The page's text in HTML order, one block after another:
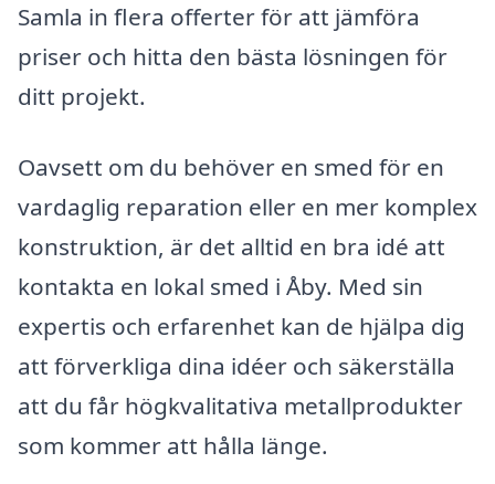
Samla in flera offerter för att jämföra
priser och hitta den bästa lösningen för
ditt projekt.
Oavsett om du behöver en smed för en
vardaglig reparation eller en mer komplex
konstruktion, är det alltid en bra idé att
kontakta en lokal smed i Åby. Med sin
expertis och erfarenhet kan de hjälpa dig
att förverkliga dina idéer och säkerställa
att du får högkvalitativa metallprodukter
som kommer att hålla länge.